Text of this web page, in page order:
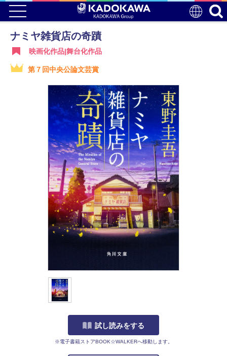
ナミヤ雑貨店の奇蹟
映画化作品|舞台化作品
第７回中央公論文芸賞
試し読みをする
※電子書籍ストアBOOK☆WALKERへ移動します。